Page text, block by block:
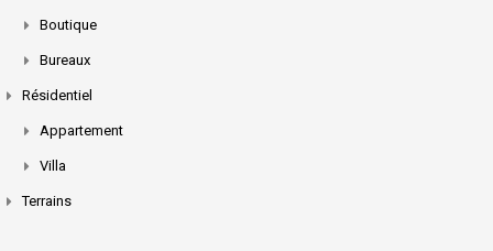
Boutique
Bureaux
Résidentiel
Appartement
Villa
Terrains